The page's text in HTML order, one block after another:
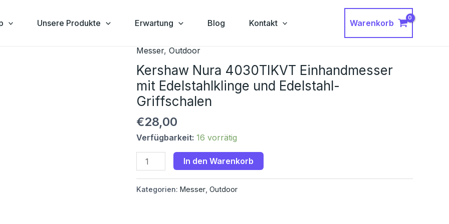
Unsere Produkte Erwartung Blog Kontakt Warenkorb
Messer, Outdoor
Kershaw Nura 4030TIKVT Einhandmesser
mit Edelstahlklinge und Edelstahl-
Griffschalen
€28,00
Verfügbarkeit: 16 vorrätig
Kershaw
Nura
4030TIKVT
Einhandmesser
mit
Edelstahlklinge
Edelstahl-
Griffschalen
Menge
In den Warenkorb
Kategorien: Messer Outdoor